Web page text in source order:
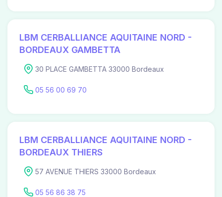
LBM CERBALLIANCE AQUITAINE NORD -
BORDEAUX GAMBETTA
30 PLACE GAMBETTA 33000 Bordeaux
05 56 00 69 70
LBM CERBALLIANCE AQUITAINE NORD -
BORDEAUX THIERS
57 AVENUE THIERS 33000 Bordeaux
05 56 86 38 75